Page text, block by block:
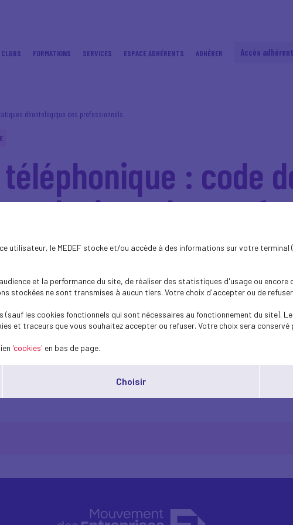
FORMATIONS SERVICES ESPACE ADHÉRENTS ADHÉRER Accès
déontologique des professionnels
: code
des
juillet 2020 visant à encadrer le démarchage
démarchage téléphonique a été élaboré
à encadrer le démarchage téléphonique et à lutter contre les appels
applicables au démarchage téléphonique a été élaboré par les
dans le cadre d’un groupe de travail piloté par le Medef.
utilisateur, le MEDEF stocke et/ou accède à des informations sur votre
et la performance du site, de réaliser des statistiques d'usage ou
stockées ne sont transmises à aucun tiers. Votre choix d'accepter ou de
(sauf les cookies fonctionnels qui sont nécessaires au fonctionnement du site).
et traceurs que vous souhaitez accepter ou refuser. Votre choix sera conservé
'cookies' en bas de page.
Choisir